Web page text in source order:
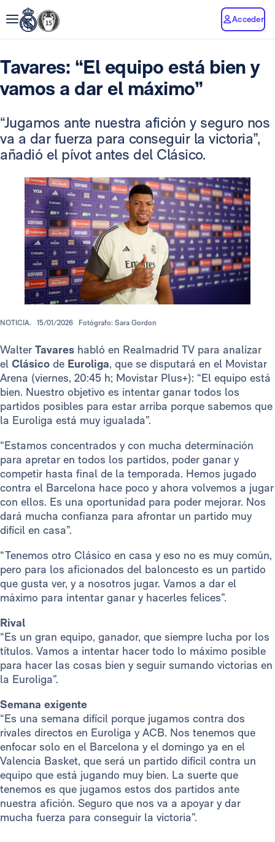
Acceder
Tavares: “El equipo está bien y
vamos a dar el máximo”
“Jugamos ante nuestra afición y seguro nos
va a dar fuerza para conseguir la victoria”,
añadió el pívot antes del Clásico.
NOTICIA. 15/01/2026 Fotógrafo: Sara Gordon
Walter Tavares habló en Realmadrid TV para analizar
el Clásico de Euroliga, que se disputará en el Movistar
Arena (viernes, 20:45 h; Movistar Plus+): “El equipo está
bien. Nuestro objetivo es intentar ganar todos los
partidos posibles para estar arriba porque sabemos que
la Euroliga está muy igualada”.
“Estamos concentrados y con mucha determinación
para apretar en todos los partidos, poder ganar y
competir hasta final de la temporada. Hemos jugado
contra el Barcelona hace poco y ahora volvemos a jugar
con ellos. Es una oportunidad para poder mejorar. Nos
dará mucha confianza para afrontar un partido muy
difícil en casa”.
“Tenemos otro Clásico en casa y eso no es muy común,
pero para los aficionados del baloncesto es un partido
que gusta ver, y a nosotros jugar. Vamos a dar el
máximo para intentar ganar y hacerles felices”.
Rival
“Es un gran equipo, ganador, que siempre lucha por los
títulos. Vamos a intentar hacer todo lo máximo posible
para hacer las cosas bien y seguir sumando victorias en
la Euroliga”.
Semana exigente
“Es una semana difícil porque jugamos contra dos
rivales directos en Euroliga y ACB. Nos tenemos que
enfocar solo en el Barcelona y el domingo ya en el
Valencia Basket, que será un partido difícil contra un
equipo que está jugando muy bien. La suerte que
tenemos es que jugamos estos dos partidos ante
nuestra afición. Seguro que nos va a apoyar y dar
mucha fuerza para conseguir la victoria”.